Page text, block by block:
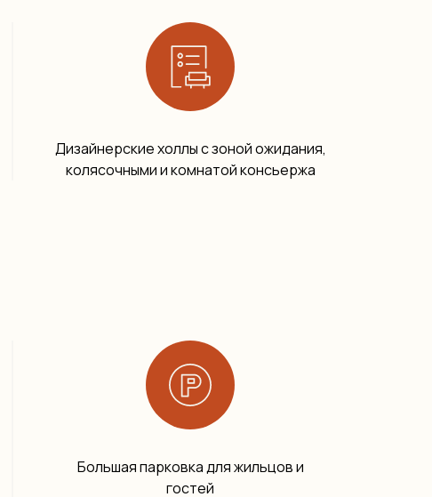
Дизайнерские холлы с зоной ожидания,
колясочными и комнатой консьержа
Большая парковка для жильцов и
гостей